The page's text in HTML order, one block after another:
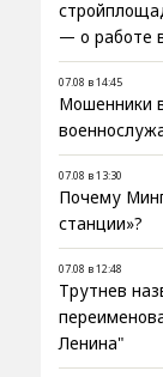
— о работе
07.08 в 14:45
Мошенники
07.08 в 13:30
Почему
станции»?
07.08 в 12:48
Трутнев
Ленина"